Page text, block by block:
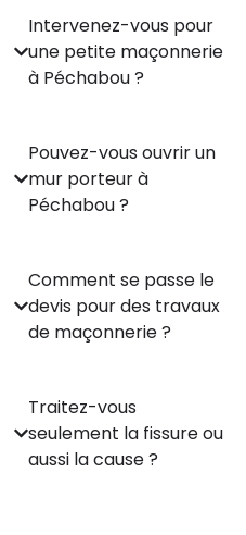
Intervenez-vous pour
une petite maçonnerie
à Péchabou ?
Pouvez-vous ouvrir un
mur porteur à
Péchabou ?
Comment se passe le
devis pour des travaux
de maçonnerie ?
Traitez-vous
seulement la fissure ou
aussi la cause ?